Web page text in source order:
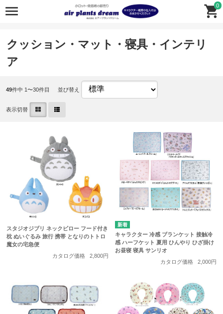
0
クッション・マット・寝具・インテリ
ア
49件中 1〜30件目 並び替え
表示切替
スタジオジブリ ネックピロー フード付き
枕 ぬいぐるみ 旅行 携帯 となりのトトロ
魔女の宅急便
カタログ価格
2,800円
キャラクター 冷感 ブランケット 接触冷
感 ハーフケット 夏用 ひんやり ひざ掛け
お昼寝 寝具 サンリオ
カタログ価格
2,000円